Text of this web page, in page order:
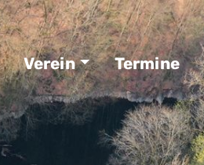
Verein Termine